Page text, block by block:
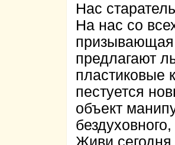
Нас
На нас со
призывающая
предлагают
пластиковые
пестуется
объект
Живи